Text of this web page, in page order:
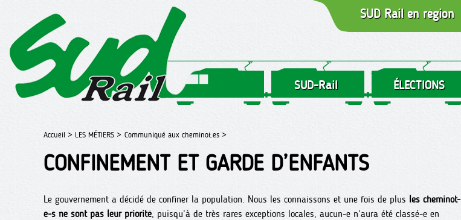
SUD Rail en région
SUD-Rail ÉLECTIONS
Accueil > LES MÉTIERS > Communiqué aux cheminot.es >
CONFINEMENT ET GARDE D’ENFANTS
Le gouvernement a décidé de confiner la population. Nous les connaissons et une fois de plus les cheminot-
e-s ne sont pas leur priorité, puisqu’à de très rares exceptions locales, aucun-e n’aura été classé-e en